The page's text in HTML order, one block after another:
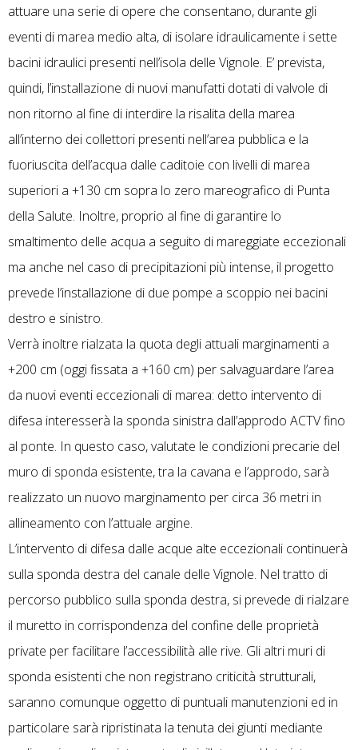
attuare una serie di opere che consentano, durante gli
eventi di marea medio alta, di isolare idraulicamente i sette
bacini idraulici presenti nell’isola delle Vignole. E’ prevista,
quindi, l’installazione di nuovi manufatti dotati di valvole di
non ritorno al fine di interdire la risalita della marea
all’interno dei collettori presenti nell’area pubblica e la
fuoriuscita dell’acqua dalle caditoie con livelli di marea
superiori a +130 cm sopra lo zero mareografico di Punta
della Salute. Inoltre, proprio al fine di garantire lo
smaltimento delle acqua a seguito di mareggiate eccezionali
ma anche nel caso di precipitazioni più intense, il progetto
prevede l’installazione di due pompe a scoppio nei bacini
destro e sinistro.
Verrà inoltre rialzata la quota degli attuali marginamenti a
+200 cm (oggi fissata a +160 cm) per salvaguardare l’area
da nuovi eventi eccezionali di marea: detto intervento di
difesa interesserà la sponda sinistra dall’approdo ACTV fino
al ponte. In questo caso, valutate le condizioni precarie del
muro di sponda esistente, tra la cavana e l’approdo, sarà
realizzato un nuovo marginamento per circa 36 metri in
allineamento con l’attuale argine.
L’intervento di difesa dalle acque alte eccezionali continuerà
sulla sponda destra del canale delle Vignole. Nel tratto di
percorso pubblico sulla sponda destra, si prevede di rialzare
il muretto in corrispondenza del confine delle proprietà
private per facilitare l’accessibilità alle rive. Gli altri muri di
sponda esistenti che non registrano criticità strutturali,
saranno comunque oggetto di puntuali manutenzioni ed in
particolare sarà ripristinata la tenuta dei giunti mediante